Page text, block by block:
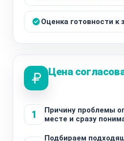
Оценка готовности к
Цена
1
Причину проблемы
месте и сразу
Подбираем